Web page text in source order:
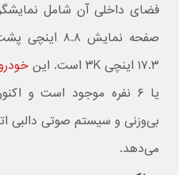
صفحه نمایش
۱۷.۳ اینچی ۳K است. این
یا ۶ نفره موجود است و
می‌دهد.